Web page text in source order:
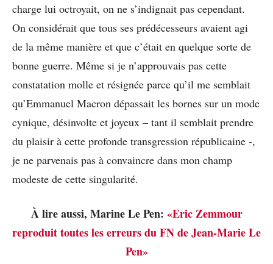
charge lui octroyait, on ne s’indignait pas cependant.
On considérait que tous ses prédécesseurs avaient agi
de la même manière et que c’était en quelque sorte de
bonne guerre. Même si je n’approuvais pas cette
constatation molle et résignée parce qu’il me semblait
qu’Emmanuel Macron dépassait les bornes sur un mode
cynique, désinvolte et joyeux – tant il semblait prendre
du plaisir à cette profonde transgression républicaine -,
je ne parvenais pas à convaincre dans mon champ
modeste de cette singularité.
À lire aussi, Marine Le Pen: «Eric Zemmour
reproduit toutes les erreurs du FN de Jean-Marie Le
Pen»